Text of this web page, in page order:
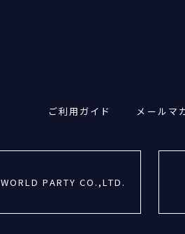
ご利用ガイド メールマ
WORLD PARTY CO.,LTD.